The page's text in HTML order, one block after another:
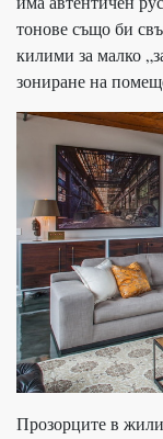
тонове също би
килими за малко
зониране на
Прозорците в